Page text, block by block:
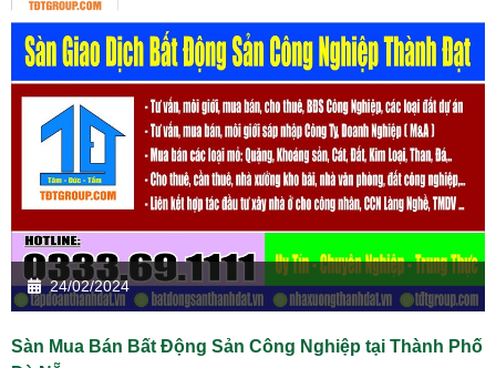
24/02/2024
Sàn Mua Bán Bất Động Sản Công Nghiệp tại Thành Phố